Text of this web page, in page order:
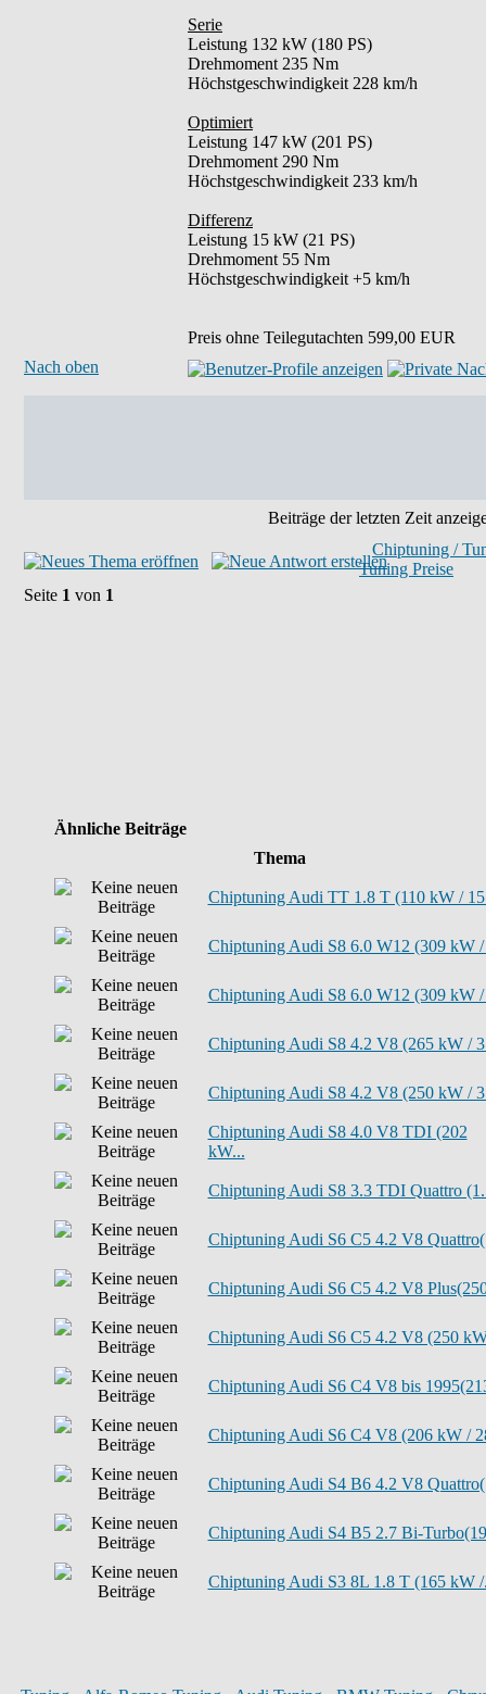
Serie
Leistung 132 kW (180 PS)
Drehmoment 235 Nm
Höchstgeschwindigkeit 228 km/h
Optimiert
Leistung 147 kW (201 PS)
Drehmoment 290 Nm
Höchstgeschwindigkeit 233 km/h
Differenz
Leistung 15 kW (21 PS)
Drehmoment 55 Nm
Höchstgeschwindigkeit +5 km/h
Preis ohne Teilegutachten 599,00 EUR
Nach oben
Beiträge der letzten Zeit
Chiptuning /
Tuning Preise
Seite 1 von 1
Ähnliche Beiträge
Thema
Chiptuning Audi TT 1.8 T (110 kW /
Chiptuning Audi S8 6.0 W12 (309 kW /
Chiptuning Audi S8 6.0 W12 (309 kW /
Chiptuning Audi S8 4.2 V8 (265 kW /
Chiptuning Audi S8 4.2 V8 (250 kW /
Chiptuning Audi S8 4.0 V8 TDI (202
kW...
Chiptuning Audi S8 3.3 TDI Quattro
Chiptuning Audi S6 C5 4.2 V8
Chiptuning Audi S6 C5 4.2 V8
Chiptuning Audi S6 C5 4.2 V8 (250
Chiptuning Audi S6 C4 V8 bis
Chiptuning Audi S6 C4 V8 (206 kW /
Chiptuning Audi S4 B6 4.2 V8
Chiptuning Audi S4 B5 2.7 Bi-
Chiptuning Audi S3 8L 1.8 T (165 kW /